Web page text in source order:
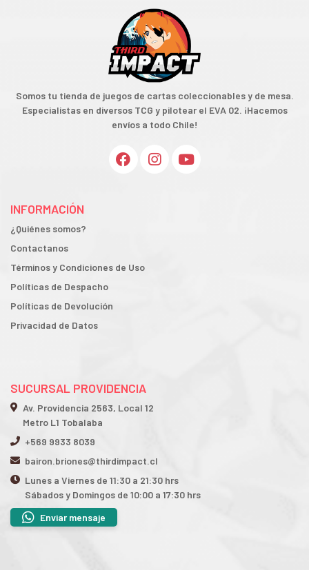
Somos tu tienda de juegos de cartas coleccionables y de mesa.
Especialistas en diversos TCG y pilotear el EVA 02. ¡Hacemos
envíos a todo Chile!
INFORMACIÓN
¿Quiénes somos?
Contactanos
Términos y Condiciones de Uso
Políticas de Despacho
Políticas de Devolución
Privacidad de Datos
SUCURSAL PROVIDENCIA
Av. Providencia 2563, Local 12
Metro L1 Tobalaba
+569 9933 8039
bairon.briones@thirdimpact.cl
Lunes a Viernes de 11:30 a 21:30 hrs
Sábados y Domingos de 10:00 a 17:30 hrs
Enviar mensaje